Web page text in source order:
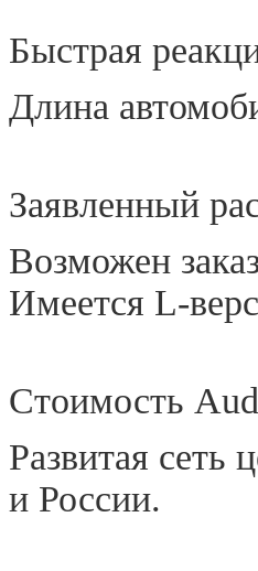
Быстрая
Длина
Заявленный
Возможен
Имеется L-
Стоимость
Развитая сеть
и России.